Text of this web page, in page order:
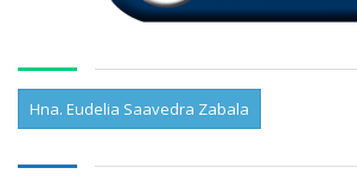
Hna. Eudelia Saavedra Zabala